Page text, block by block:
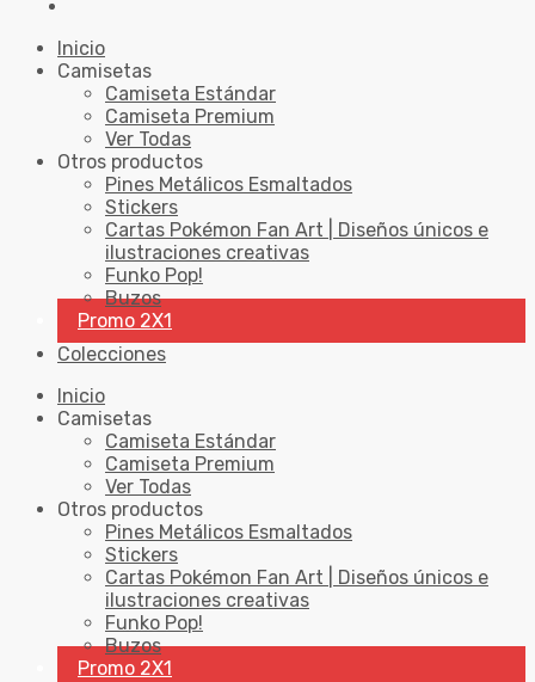
Inicio
Camisetas
Camiseta Estándar
Camiseta Premium
Ver Todas
Otros productos
Pines Metálicos Esmaltados
Stickers
Cartas Pokémon Fan Art | Diseños únicos e
ilustraciones creativas
Funko Pop!
Buzos
Promo 2X1
Colecciones
Inicio
Camisetas
Camiseta Estándar
Camiseta Premium
Ver Todas
Otros productos
Pines Metálicos Esmaltados
Stickers
Cartas Pokémon Fan Art | Diseños únicos e
ilustraciones creativas
Funko Pop!
Buzos
Promo 2X1